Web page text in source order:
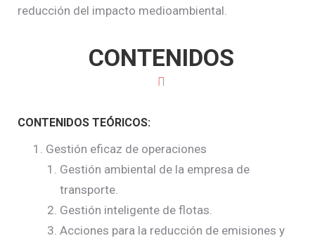
reducción del impacto medioambiental.
CONTENIDOS
CONTENIDOS TEÓRICOS:
Gestión eficaz de operaciones
Gestión ambiental de la empresa de
transporte.
Gestión inteligente de flotas.
Acciones para la reducción de emisiones y